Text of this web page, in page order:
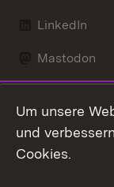
LinkedIn
Mastodon
X / Twitter
Youtube
Um unsere
und
Cookies.